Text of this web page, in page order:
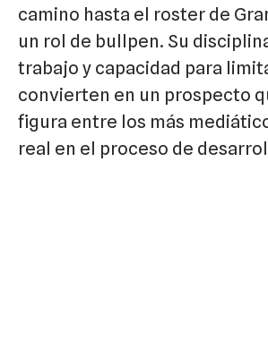
camino hasta el roster de
un rol de bullpen. Su
trabajo y capacidad para
convierten en un prospecto
figura entre los más
real en el proceso de